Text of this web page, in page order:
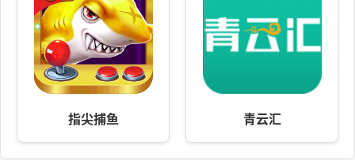
指尖捕鱼 青云汇